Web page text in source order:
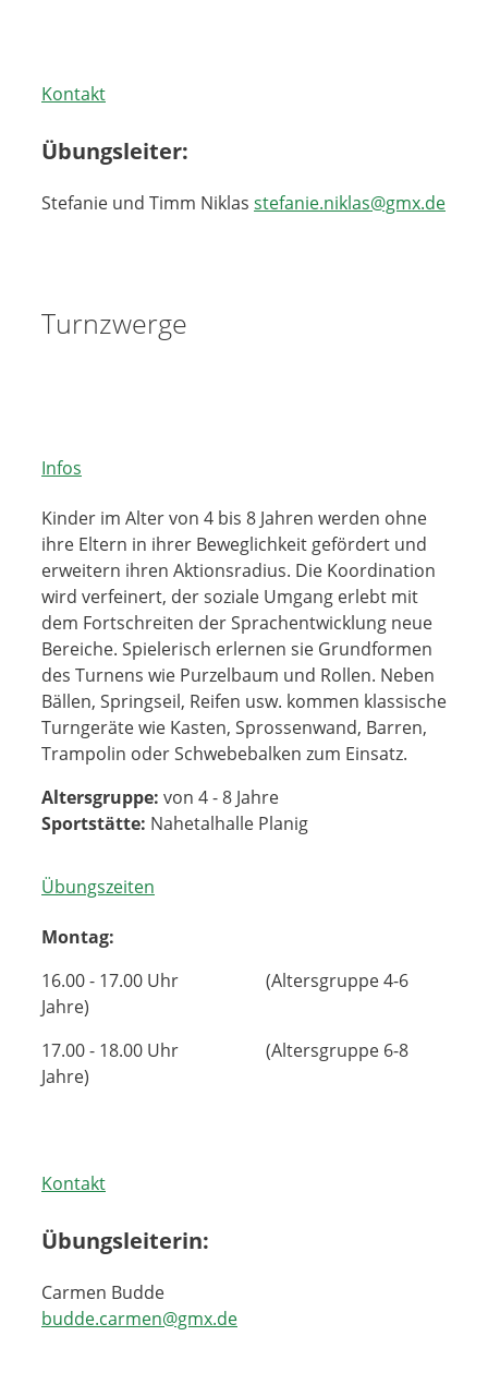
Kontakt
Übungsleiter:
Stefanie und Timm Niklas stefanie.niklas@gmx.de
Turnzwerge
Infos
Kinder im Alter von 4 bis 8 Jahren werden ohne
ihre Eltern in ihrer Beweglichkeit gefördert und
erweitern ihren Aktionsradius. Die Koordination
wird verfeinert, der soziale Umgang erlebt mit
dem Fortschreiten der Sprachentwicklung neue
Bereiche. Spielerisch erlernen sie Grundformen
des Turnens wie Purzelbaum und Rollen. Neben
Bällen, Springseil, Reifen usw. kommen klassische
Turngeräte wie Kasten, Sprossenwand, Barren,
Trampolin oder Schwebebalken zum Einsatz.
Altersgruppe: von 4 - 8 Jahre
Sportstätte: Nahetalhalle Planig
Übungszeiten
Montag:
16.00 - 17.00 Uhr (Altersgruppe 4-6
Jahre)
17.00 - 18.00 Uhr (Altersgruppe 6-8
Jahre)
Kontakt
Übungsleiterin:
Carmen Budde
budde.carmen@gmx.de